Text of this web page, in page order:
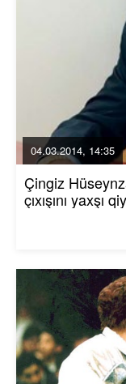
04.03.2014, 14:35
Çingiz
çıxışını yaxşı